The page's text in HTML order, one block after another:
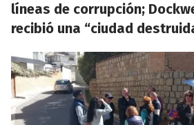
líneas de corrupción;
recibió una “ciudad